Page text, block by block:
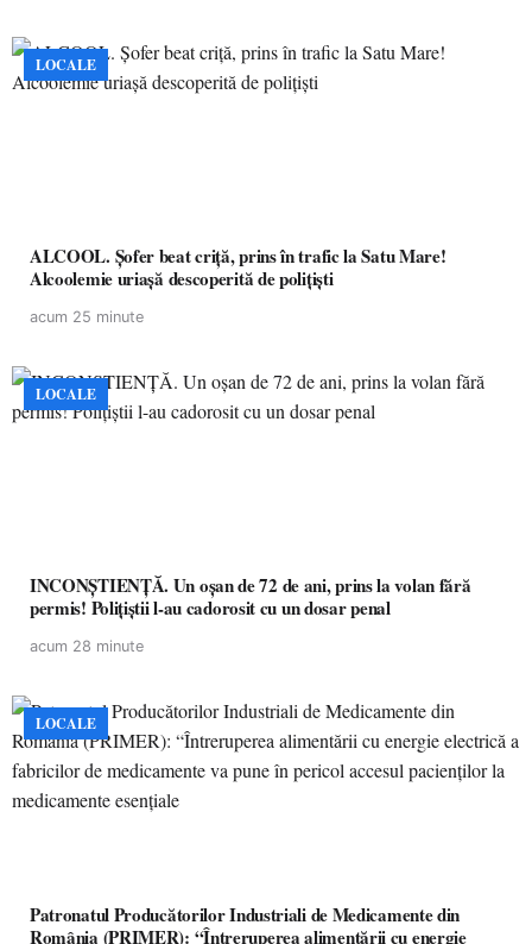
LOCALE
ALCOOL. Șofer beat criță, prins în trafic la Satu Mare!
Alcoolemie uriașă descoperită de polițiști
acum 25 minute
LOCALE
INCONȘTIENȚĂ. Un oșan de 72 de ani, prins la volan fără
permis! Polițiștii l-au cadorosit cu un dosar penal
acum 28 minute
LOCALE
Patronatul Producătorilor Industriali de Medicamente din
România (PRIMER): “Întreruperea alimentării cu energie